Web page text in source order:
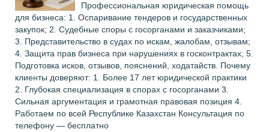
Профессиональная юридическая помощь
для бизнеса: 1. Оспаривание тендеров и государственных
закупок; 2. Судебные споры с госорганами и заказчиками;
3. Представительство в судах по искам, жалобам, отзывам;
4. Защита прав бизнеса при нарушениях в госконтрактах; 5.
Подготовка исков, отзывов, пояснений, ходатайств. Почему
клиенты доверяют: 1. Более 17 лет юридической практики
2. Глубокая специализация в спорах с госорганами 3.
Сильная аргументация и грамотная правовая позиция 4.
Работаем по всей Республике Казахстан Консультация по
телефону — бесплатно